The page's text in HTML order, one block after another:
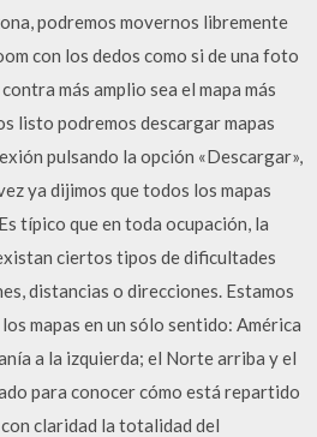
podremos movernos libremente
con los dedos como si de una foto
más amplio sea el mapa más
listo podremos descargar mapas
pulsando la opción «Descargar»,
ya dijimos que todos los mapas
típico que en toda ocupación, la
ciertos tipos de dificultades
distancias o direcciones. Estamos
mapas en un sólo sentido: América
a la izquierda; el Norte arriba y el
para conocer cómo está repartido
claridad la totalidad del